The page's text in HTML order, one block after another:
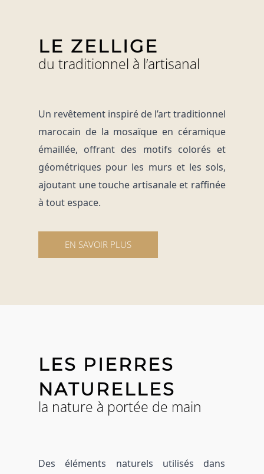
LE ZELLIGE
du traditionnel à l’artisanal
Un revêtement inspiré de l’art traditionnel
marocain de la mosaïque en céramique
émaillée, offrant des motifs colorés et
géométriques pour les murs et les sols,
ajoutant une touche artisanale et raffinée
à tout espace.
EN SAVOIR PLUS
LES PIERRES
NATURELLES
la nature à portée de main
Des éléments naturels utilisés dans